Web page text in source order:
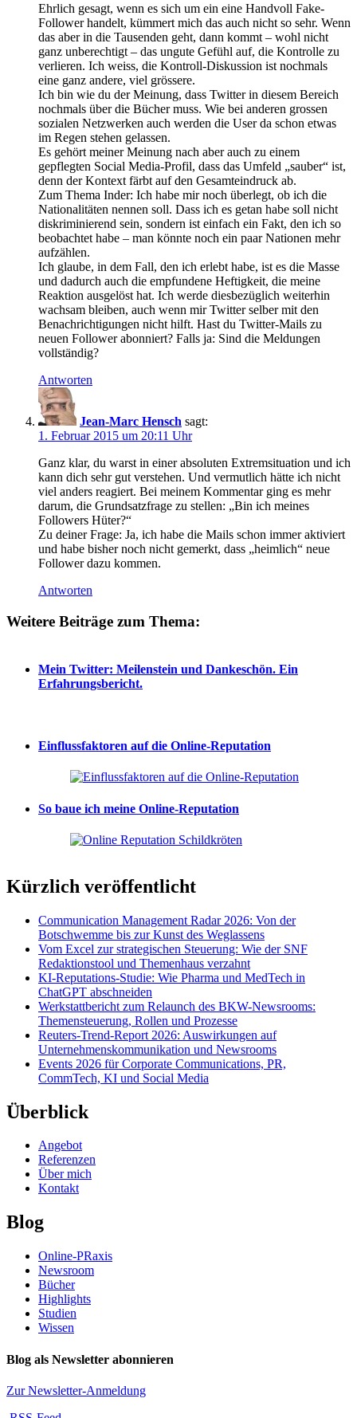
Ehrlich gesagt, wenn es sich um ein eine Handvoll Fake-
Follower handelt, kümmert mich das auch nicht so sehr. Wenn
das aber in die Tausenden geht, dann kommt – wohl nicht
ganz unberechtigt – das ungute Gefühl auf, die Kontrolle zu
verlieren. Ich weiss, die Kontroll-Diskussion ist nochmals
eine ganz andere, viel grössere.
Ich bin wie du der Meinung, dass Twitter in diesem Bereich
nochmals über die Bücher muss. Wie bei anderen grossen
sozialen Netzwerken auch werden die User da schon etwas
im Regen stehen gelassen.
Es gehört meiner Meinung nach aber auch zu einem
gepflegten Social Media-Profil, dass das Umfeld „sauber“ ist,
denn der Kontext färbt auf den Gesamteindruck ab.
Zum Thema Inder: Ich habe mir noch überlegt, ob ich die
Nationalitäten nennen soll. Dass ich es getan habe soll nicht
diskriminierend sein, sondern ist einfach ein Fakt, den ich so
beobachtet habe – man könnte noch ein paar Nationen mehr
aufzählen.
Ich glaube, in dem Fall, den ich erlebt habe, ist es die Masse
und dadurch auch die empfundene Heftigkeit, die meine
Reaktion ausgelöst hat. Ich werde diesbezüglich weiterhin
wachsam bleiben, auch wenn mir Twitter selber mit den
Benachrichtigungen nicht hilft. Hast du Twitter-Mails zu
neuen Follower abonniert? Falls ja: Sind die Meldungen
vollständig?
Antworten
Jean-Marc Hensch sagt:
1. Februar 2015 um 20:11 Uhr
Ganz klar, du warst in einer absoluten Extremsituation und ich
kann dich sehr gut verstehen. Und vermutlich hätte ich nicht
viel anders reagiert. Bei meinem Kommentar ging es mehr
darum, die Grundsatzfrage zu stellen: „Bin ich meines
Followers Hüter?“
Zu deiner Frage: Ja, ich habe die Mails schon immer aktiviert
und habe bisher noch nicht gemerkt, dass „heimlich“ neue
Follower dazu kommen.
Antworten
Weitere Beiträge zum Thema:
Mein Twitter: Meilenstein und Dankeschön. Ein
Erfahrungsbericht.
Einflussfaktoren auf die Online-Reputation
So baue ich meine Online-Reputation
Kürzlich veröffentlicht
Communication Management Radar 2026: Von der
Botschwemme bis zur Kunst des Weglassens
Vom Excel zur strategischen Steuerung: Wie der SNF
Redaktionstool und Themenhaus verzahnt
KI-Reputations-Studie: Wie Pharma und MedTech in
ChatGPT abschneiden
Werkstattbericht zum Relaunch des BKW-Newsrooms:
Themensteuerung, Rollen und Prozesse
Reuters-Trend-Report 2026: Auswirkungen auf
Unternehmenskommunikation und Newsrooms
Events 2026 für Corporate Communications, PR,
CommTech, KI und Social Media
Überblick
Angebot
Referenzen
Über mich
Kontakt
Blog
Online-PRaxis
Newsroom
Bücher
Highlights
Studien
Wissen
Blog als Newsletter abonnieren
Zur Newsletter-Anmeldung